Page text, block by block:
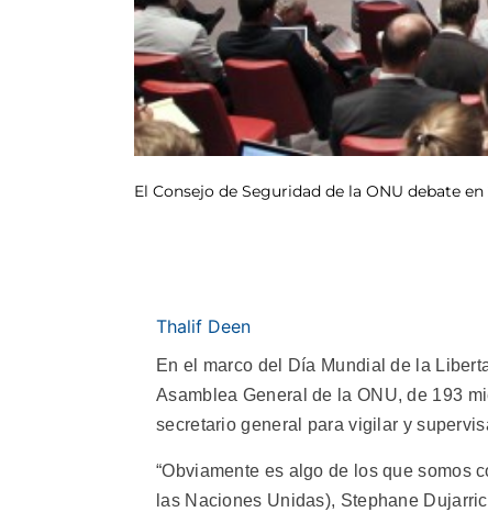
El Consejo de Seguridad de la ONU debate
Thalif Deen
En el marco del Día Mundial de la
Asamblea General de la ONU, de 193
secretario general para vigilar y
“Obviamente es algo de los que somos
las Naciones Unidas), Stephane